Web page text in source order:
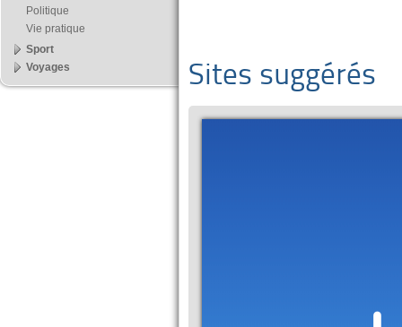
Sites suggérés
Politique
Vie pratique
Sport
Voyages